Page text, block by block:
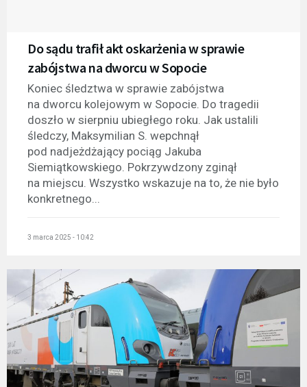
Do sądu trafił akt oskarżenia w sprawie
zabójstwa na dworcu w Sopocie
Koniec śledztwa w sprawie zabójstwa
na dworcu kolejowym w Sopocie. Do tragedii
doszło w sierpniu ubiegłego roku. Jak ustalili
śledczy, Maksymilian S. wepchnął
pod nadjeżdżający pociąg Jakuba
Siemiątkowskiego. Pokrzywdzony zginął
na miejscu. Wszystko wskazuje na to, że nie było
konkretnego...
3 marca 2025 - 10:42